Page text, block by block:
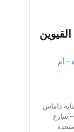
– أم
بناية داماس
– شارع